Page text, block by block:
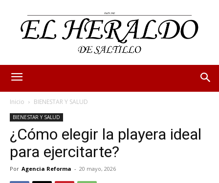
Inicio BIENESTAR Y SALUD
BIENESTAR Y SALUD
¿Cómo elegir la playera ideal
para ejercitarte?
Por Agencia Reforma - 20 mayo, 2026